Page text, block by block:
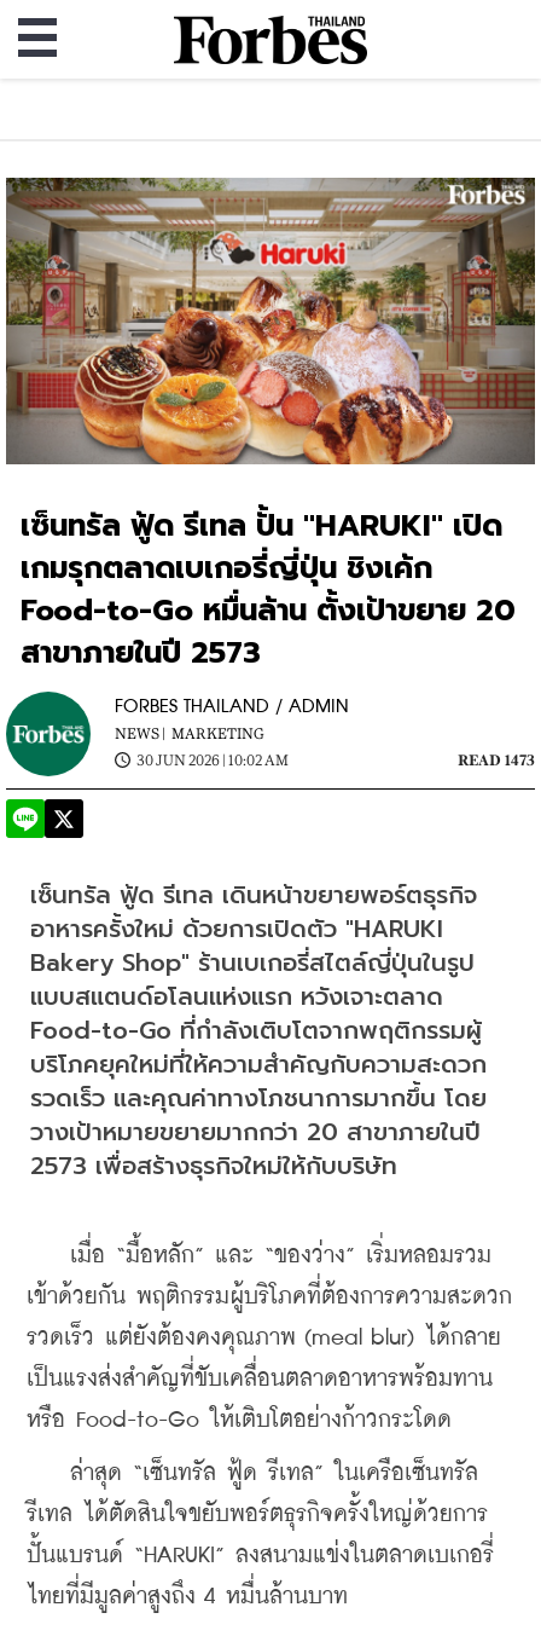
เซ็นทรัล ฟู้ด รีเทล ปั้น "HARUKI" เปิด
เกมรุกตลาดเบเกอรี่ญี่ปุ่น ชิงเค้ก
Food-to-Go หมื่นล้าน ตั้งเป้าขยาย 20
สาขาภายในปี 2573
FORBES THAILAND / ADMIN
NEWS | MARKETING
30 JUN 2026 | 10:02 AM
READ 1473
เซ็นทรัล ฟู้ด รีเทล เดินหน้าขยายพอร์ตธุรกิจ
อาหารครั้งใหม่ ด้วยการเปิดตัว "HARUKI
Bakery Shop" ร้านเบเกอรี่สไตล์ญี่ปุ่นในรูป
แบบสแตนด์อโลนแห่งแรก หวังเจาะตลาด
Food-to-Go ที่กำลังเติบโตจากพฤติกรรมผู้
บริโภคยุคใหม่ที่ให้ความสำคัญกับความสะดวก
รวดเร็ว และคุณค่าทางโภชนาการมากขึ้น โดย
วางเป้าหมายขยายมากกว่า 20 สาขาภายในปี
2573 เพื่อสร้างธุรกิจใหม่ให้กับบริษัท
เมื่อ “มื้อหลัก” และ “ของว่าง” เริ่มหลอมรวม
เข้าด้วยกัน พฤติกรรมผู้บริโภคที่ต้องการความสะดวก
รวดเร็ว แต่ยังต้องคงคุณภาพ (meal blur) ได้กลาย
เป็นแรงส่งสำคัญที่ขับเคลื่อนตลาดอาหารพร้อมทาน
หรือ Food-to-Go ให้เติบโตอย่างก้าวกระโดด
ล่าสุด “เซ็นทรัล ฟู้ด รีเทล” ในเครือเซ็นทรัล
รีเทล ได้ตัดสินใจขยับพอร์ตธุรกิจครั้งใหญ่ด้วยการ
ปั้นแบรนด์ “HARUKI” ลงสนามแข่งในตลาดเบเกอรี่
ไทยที่มีมูลค่าสูงถึง 4 หมื่นล้านบาท